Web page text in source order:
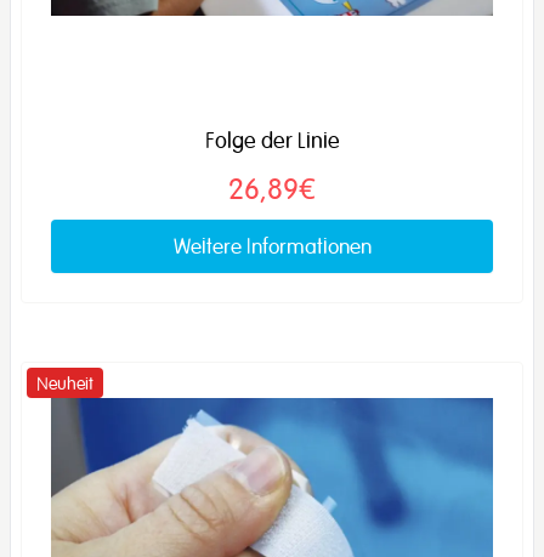
Folge der Linie
26,89€
Weitere Informationen
Neuheit